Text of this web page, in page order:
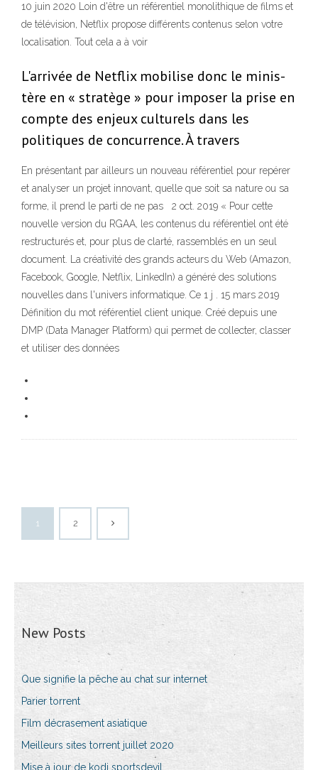
10 juin 2020 Loin d'être un référentiel monolithique de films et
de télévision, Netflix propose différents contenus selon votre
localisation. Tout cela a à voir
L'arrivée de Netflix mobilise donc le minis-
tère en « stratège » pour imposer la prise en
compte des enjeux culturels dans les
politiques de concurrence. À travers
En présentant par ailleurs un nouveau référentiel pour repérer
et analyser un projet innovant, quelle que soit sa nature ou sa
forme, il prend le parti de ne pas 2 oct. 2019 « Pour cette
nouvelle version du RGAA, les contenus du référentiel ont été
restructurés et, pour plus de clarté, rassemblés en un seul
document. La créativité des grands acteurs du Web (Amazon,
Facebook, Google, Netflix, LinkedIn) a généré des solutions
nouvelles dans l'univers informatique. Ce 1 j . 15 mars 2019
Définition du mot référentiel client unique. Créé depuis une
DMP (Data Manager Platform) qui permet de collecter, classer
et utiliser des données
1 2
New Posts
Que signifie la pêche au chat sur internet
Parier torrent
Film décrasement asiatique
Meilleurs sites torrent juillet 2020
Mise à jour de kodi sportsdevil